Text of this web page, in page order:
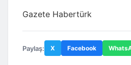
Gazete Habertürk
Paylaş: X Facebook